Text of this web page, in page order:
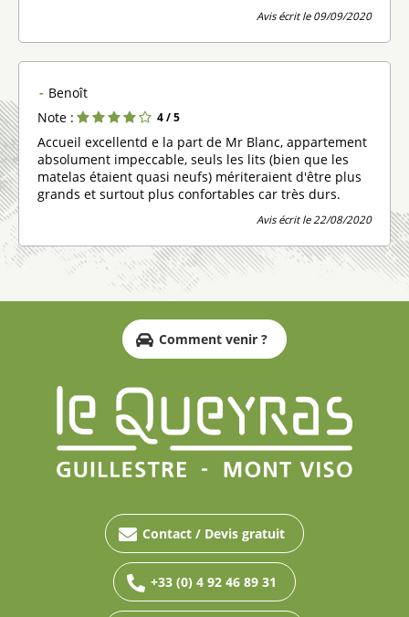
Avis écrit le 09/09/2020
Benoît
Note :
4 / 5
Accueil excellentd e la part de Mr Blanc, appartement
absolument impeccable, seuls les lits (bien que les
matelas étaient quasi neufs) mériteraient d'être plus
grands et surtout plus confortables car très durs.
Avis écrit le 22/08/2020
Comment venir ?
Contact / Devis gratuit
+33 (0) 4 92 46 89 31